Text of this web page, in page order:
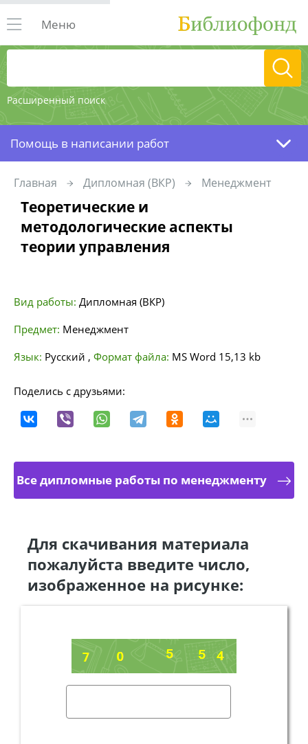
Расширенный поиск
Меню
Помощь в написании работ
Главная Дипломная (ВКР) Менеджмент
Теоретические и
методологические аспекты
теории управления
Вид работы: Дипломная (ВКР)
Предмет: Менеджмент
Язык: Русский , Формат файла: MS Word 15,13 kb
Поделись с друзьями:
Все дипломные работы по менеджменту
Для скачивания материала
пожалуйста введите число,
изображенное на рисунке: